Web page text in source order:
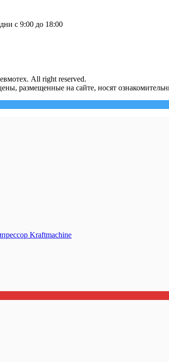
с 9:00 до 18:00
All right reserved.
размещенные на сайте, носят
Kraftmaсhine